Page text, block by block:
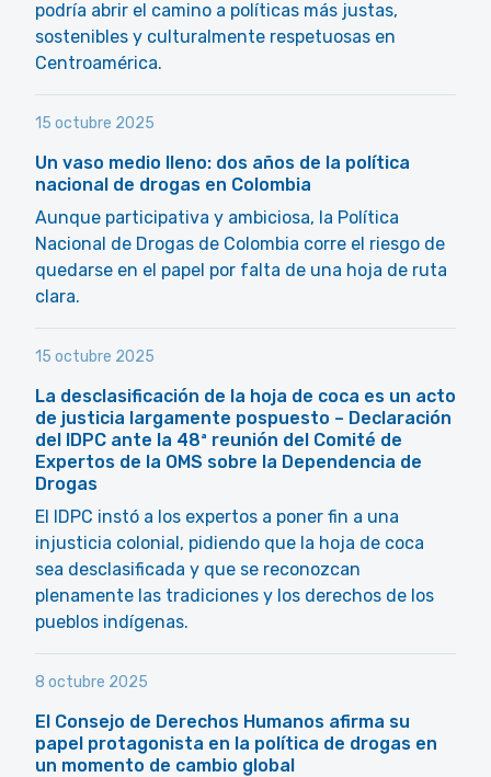
podría abrir el camino a políticas más justas,
sostenibles y culturalmente respetuosas en
Centroamérica.
15 octubre 2025
Un vaso medio lleno: dos años de la política
nacional de drogas en Colombia
Aunque participativa y ambiciosa, la Política
Nacional de Drogas de Colombia corre el riesgo de
quedarse en el papel por falta de una hoja de ruta
clara.
15 octubre 2025
La desclasificación de la hoja de coca es un acto
de justicia largamente pospuesto – Declaración
del IDPC ante la 48ª reunión del Comité de
Expertos de la OMS sobre la Dependencia de
Drogas
El IDPC instó a los expertos a poner fin a una
injusticia colonial, pidiendo que la hoja de coca
sea desclasificada y que se reconozcan
plenamente las tradiciones y los derechos de los
pueblos indígenas.
8 octubre 2025
El Consejo de Derechos Humanos afirma su
papel protagonista en la política de drogas en
un momento de cambio global